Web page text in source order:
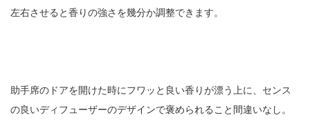
左右させると香りの強さを幾分か調整できます。
助手席のドアを開けた時にフワッと良い香りが漂う上に、センス
の良いディフューザーのデザインで褒められること間違いなし。